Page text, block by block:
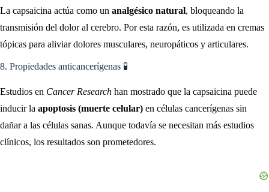
La capsaicina actúa como un analgésico natural, bloqueando la
transmisión del dolor al cerebro. Por esta razón, es utilizada en cremas
tópicas para aliviar dolores musculares, neuropáticos y articulares.
8. Propiedades anticancerígenas 🧪
Estudios en Cancer Research han mostrado que la capsaicina puede
inducir la apoptosis (muerte celular) en células cancerígenas sin
dañar a las células sanas. Aunque todavía se necesitan más estudios
clínicos, los resultados son prometedores.